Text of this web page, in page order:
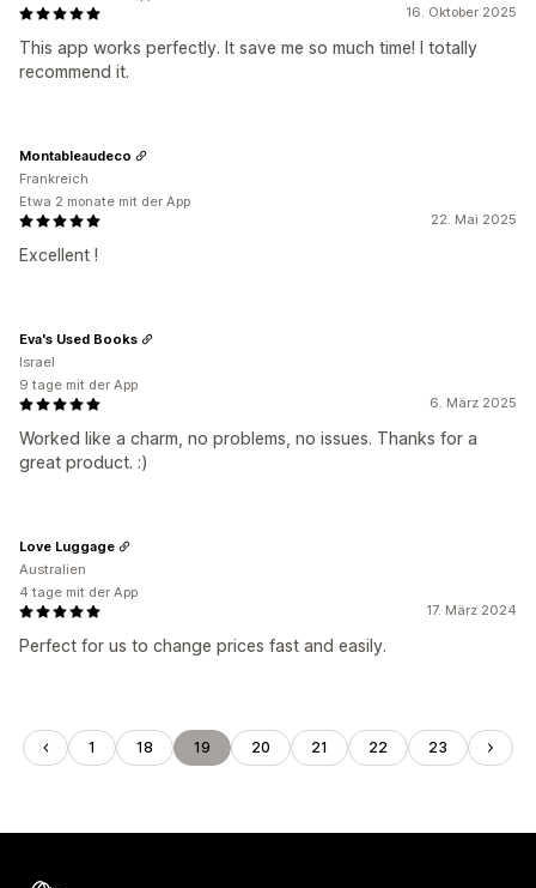
16. Oktober 2025
This app works perfectly. It save me so much time! I totally
recommend it.
22. Mai 2025
Excellent !
Montableaudeco
Frankreich
Etwa 2 monate mit der App
6. März 2025
Worked like a charm, no problems, no issues. Thanks for a
great product. :)
Eva's Used Books
Israel
9 tage mit der App
17. März 2024
Perfect for us to change prices fast and easily.
Love Luggage
Australien
4 tage mit der App
1 18 19 20 21 22 23